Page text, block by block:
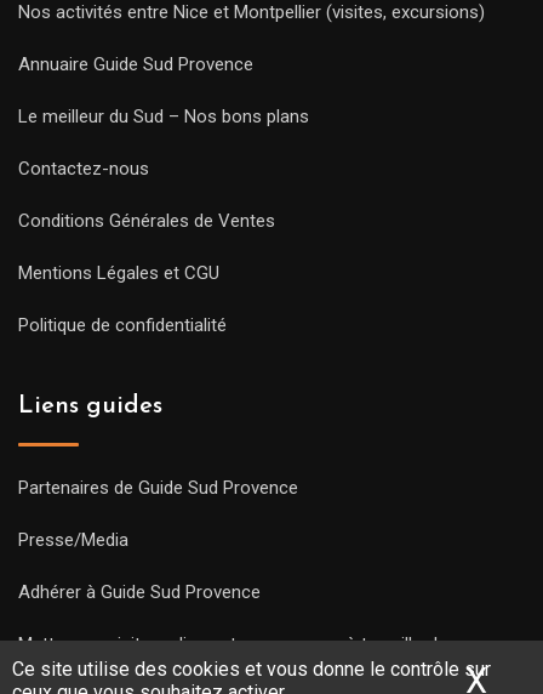
Ce site utilise des cookies et vous donne le contrôle sur
X
Nos activités entre Nice et Montpellier (visites, excursions)
Annuaire Guide Sud Provence
Le meilleur du Sud – Nos bons plans
Contactez-nous
Conditions Générales de Ventes
Mentions Légales et CGU
Politique de confidentialité
Liens guides
Partenaires de Guide Sud Provence
Presse/Media
Adhérer à Guide Sud Provence
Mettre une visite en ligne et commencez à travailler !